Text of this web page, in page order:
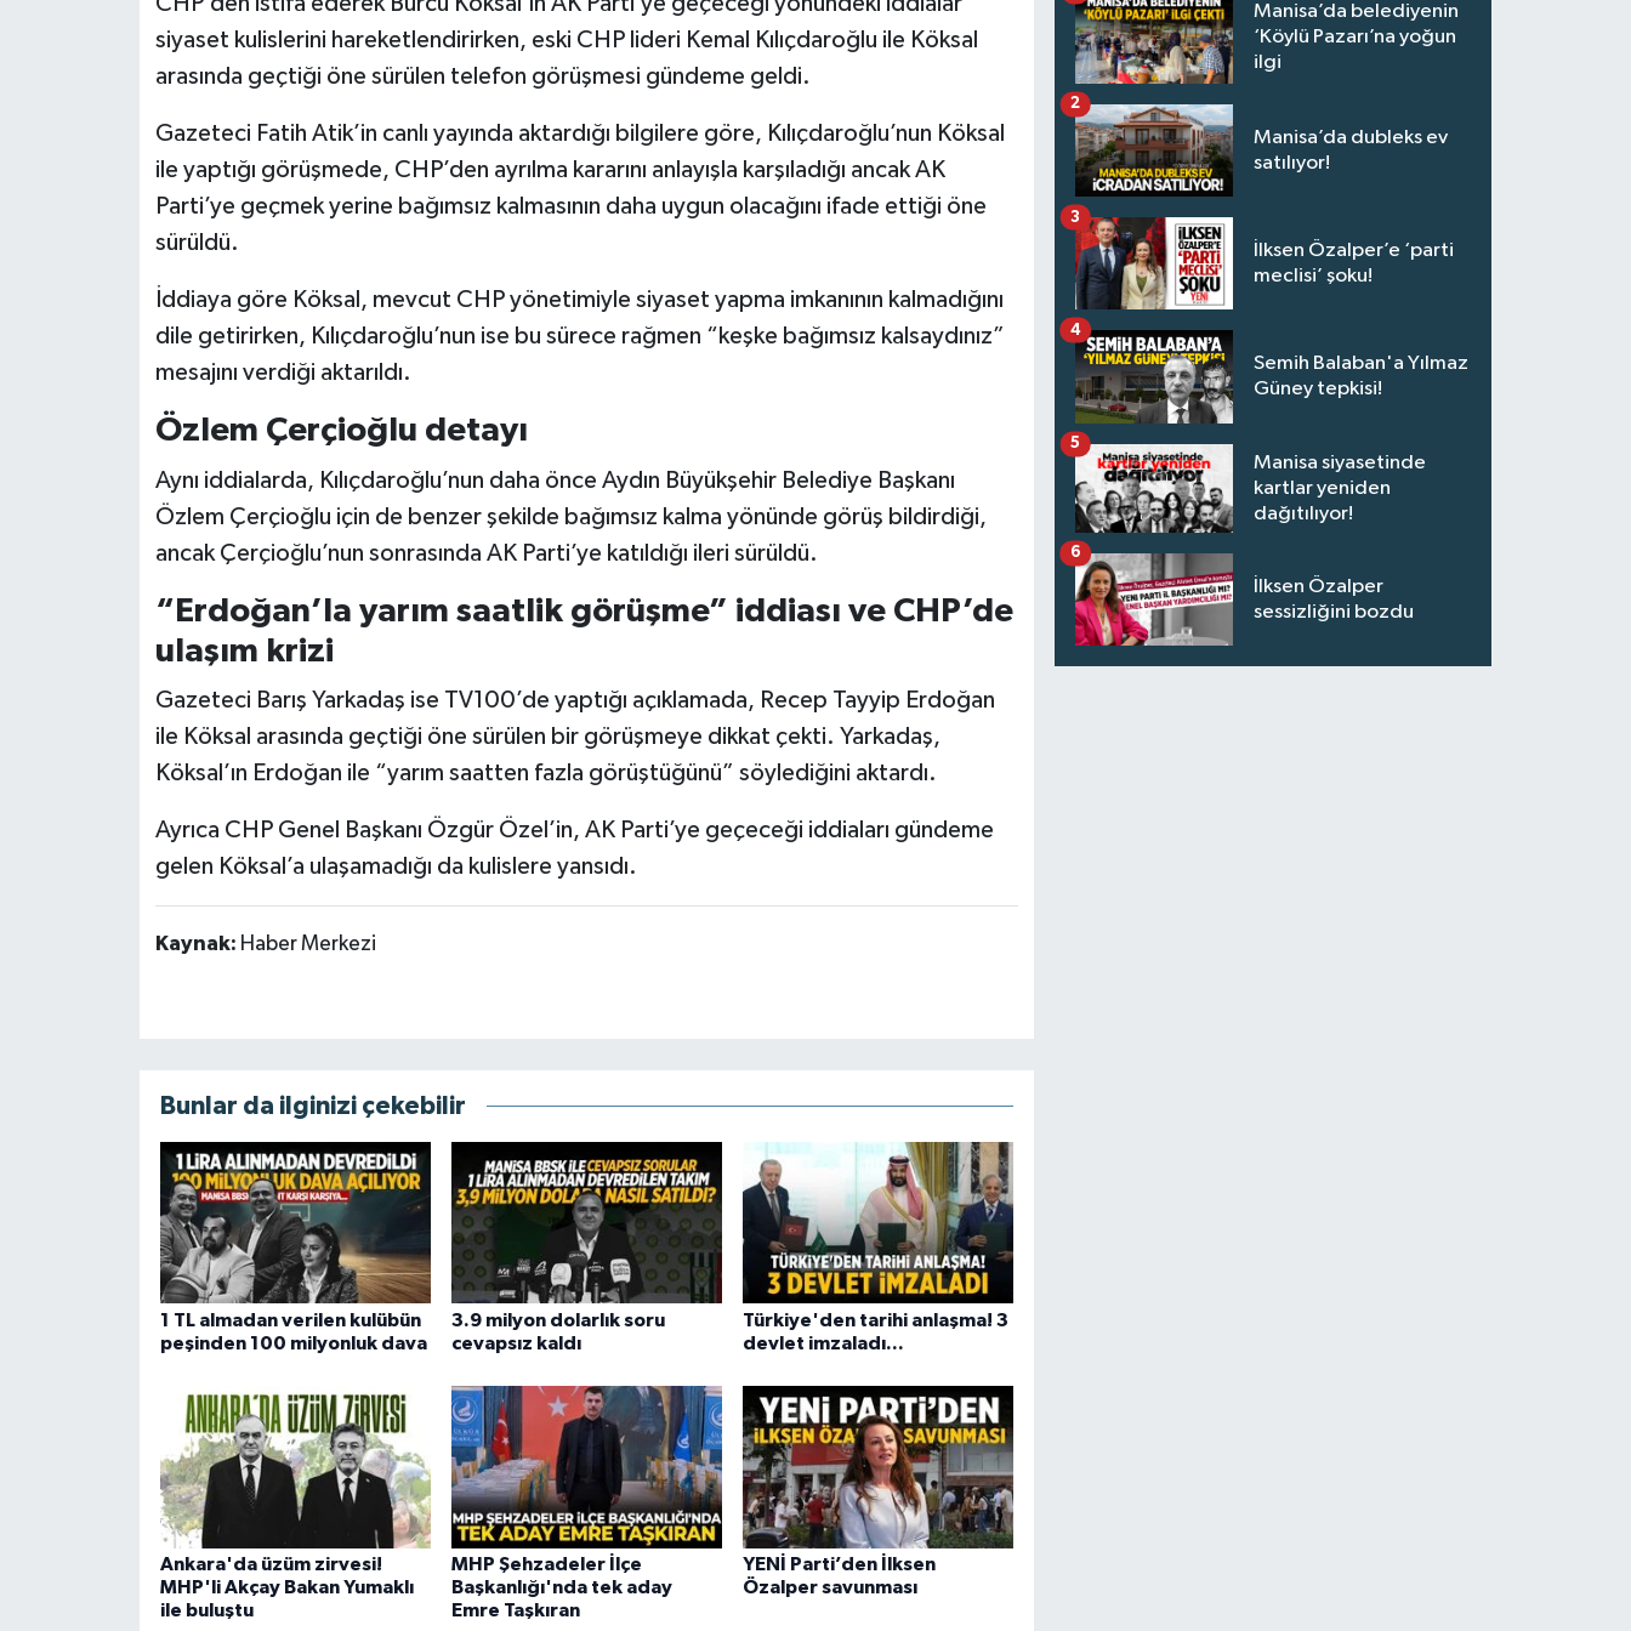
siyaset kulislerini hareketlendirirken, eski CHP lideri Kemal Kılıçdaroğlu ile Köksal
arasında geçtiği öne sürülen telefon görüşmesi gündeme geldi.
Gazeteci Fatih Atik’in canlı yayında aktardığı bilgilere göre, Kılıçdaroğlu’nun Köksal
ile yaptığı görüşmede, CHP’den ayrılma kararını anlayışla karşıladığı ancak AK
Parti’ye geçmek yerine bağımsız kalmasının daha uygun olacağını ifade ettiği öne
sürüldü.
İddiaya göre Köksal, mevcut CHP yönetimiyle siyaset yapma imkanının kalmadığını
dile getirirken, Kılıçdaroğlu’nun ise bu sürece rağmen “keşke bağımsız kalsaydınız”
mesajını verdiği aktarıldı.
Özlem Çerçioğlu detayı
Aynı iddialarda, Kılıçdaroğlu’nun daha önce Aydın Büyükşehir Belediye Başkanı
Özlem Çerçioğlu için de benzer şekilde bağımsız kalma yönünde görüş bildirdiği,
ancak Çerçioğlu’nun sonrasında AK Parti’ye katıldığı ileri sürüldü.
“Erdoğan’la yarım saatlik görüşme” iddiası ve CHP’de
ulaşım krizi
Gazeteci Barış Yarkadaş ise TV100’de yaptığı açıklamada, Recep Tayyip Erdoğan
ile Köksal arasında geçtiği öne sürülen bir görüşmeye dikkat çekti. Yarkadaş,
Köksal’ın Erdoğan ile “yarım saatten fazla görüştüğünü” söylediğini aktardı.
Ayrıca CHP Genel Başkanı Özgür Özel’in, AK Parti’ye geçeceği iddiaları gündeme
gelen Köksal’a ulaşamadığı da kulislere yansıdı.
Kaynak: Haber Merkezi
Bunlar da ilginizi çekebilir
1 TL almadan verilen kulübün
peşinden 100 milyonluk dava
3.9 milyon dolarlık soru
cevapsız kaldı
Türkiye'den tarihi anlaşma! 3
devlet imzaladı...
Ankara'da üzüm zirvesi!
MHP'li Akçay Bakan Yumaklı
ile buluştu
MHP Şehzadeler İlçe
Başkanlığı'nda tek aday
Emre Taşkıran
YENİ Parti’den İlksen
Özalper savunması
Manisa’da belediyenin
‘Köylü Pazarı’na yoğun
ilgi
Manisa’da dubleks ev
satılıyor!
2
İlksen Özalper’e ‘parti
meclisi’ şoku!
3
Semih Balaban'a Yılmaz
Güney tepkisi!
4
Manisa siyasetinde
kartlar yeniden
dağıtılıyor!
5
İlksen Özalper
sessizliğini bozdu
6